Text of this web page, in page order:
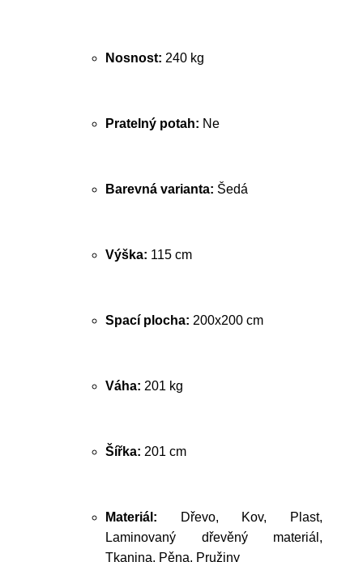
Nosnost: 240 kg
Pratelný potah: Ne
Barevná varianta: Šedá
Výška: 115 cm
Spací plocha: 200x200 cm
Váha: 201 kg
Šířka: 201 cm
Materiál: Dřevo, Kov, Plast,
Laminovaný dřevěný materiál,
Tkanina, Pěna, Pružiny